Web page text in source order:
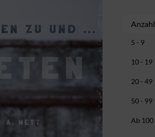
Anzahl
5 - 9
10 - 19
20 - 49
50 - 99
Ab 100